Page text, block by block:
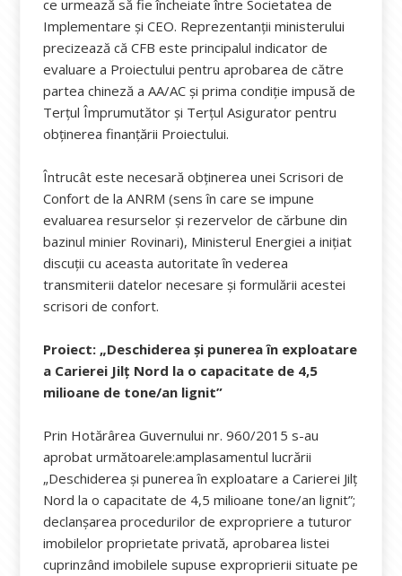
ce urmează să fie încheiate între Societatea de
Implementare și CEO. Reprezentanții ministerului
precizează că CFB este principalul indicator de
evaluare a Proiectului pentru aprobarea de către
partea chineză a AA/AC și prima condiție impusă de
Terțul Împrumutător și Terțul Asigurator pentru
obținerea finanțării Proiectului.
Întrucât este necesară obținerea unei Scrisori de
Confort de la ANRM (sens în care se impune
evaluarea resurselor și rezervelor de cărbune din
bazinul minier Rovinari), Ministerul Energiei a inițiat
discuții cu aceasta autoritate în vederea
transmiterii datelor necesare și formulării acestei
scrisori de confort.
Proiect: „Deschiderea şi punerea în exploatare
a Carierei Jilţ Nord la o capacitate de 4,5
milioane de tone/an lignit”
Prin Hotărârea Guvernului nr. 960/2015 s-au
aprobat următoarele:amplasamentul lucrării
„Deschiderea și punerea în exploatare a Carierei Jilț
Nord la o capacitate de 4,5 milioane tone/an lignit”;
declanşarea procedurilor de expropriere a tuturor
imobilelor proprietate privată, aprobarea listei
cuprinzând imobilele supuse exproprierii situate pe